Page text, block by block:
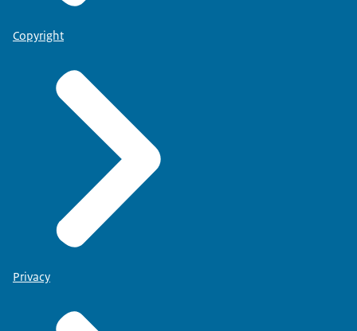
Copyright
Privacy